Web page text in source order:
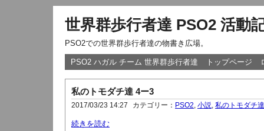
世界群歩行者達 PSO2 活動
PSO2での世界群歩行者達の物書き広場。
PSO2 ハガル チーム 世界群歩行者達 トップページ
私のトモダチ達 4ー3
2017/03/23 14:27 カテゴリー： PSO2 小説 私のトモダチ達
続きを読む